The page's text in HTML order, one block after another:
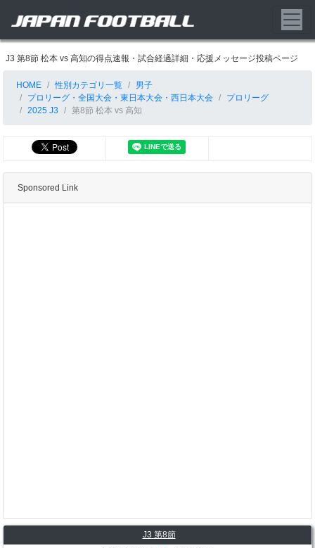
J3 第8節 松本 vs 高知の得点速報・試合経過詳細・応援メッセージ投稿ページ
HOME 性別カテゴリ一覧
男子
プロリーグ・全国大会・東日本大会・西日本大会
プロリーグ
2025 J3
第8節 松本 vs 高知
Sponsored Link
J3 第8節